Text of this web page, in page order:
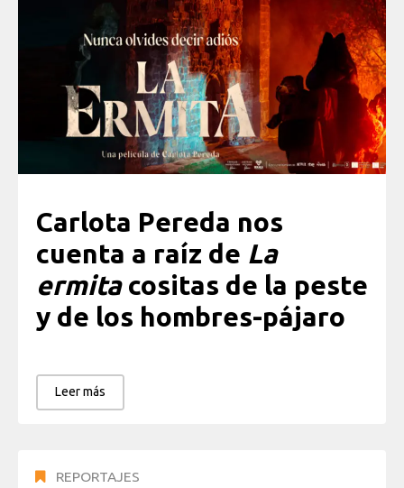
Carlota Pereda nos
cuenta a raíz de La
ermitacositas de la peste
y de los hombres-pájaro
Leer más
REPORTAJES